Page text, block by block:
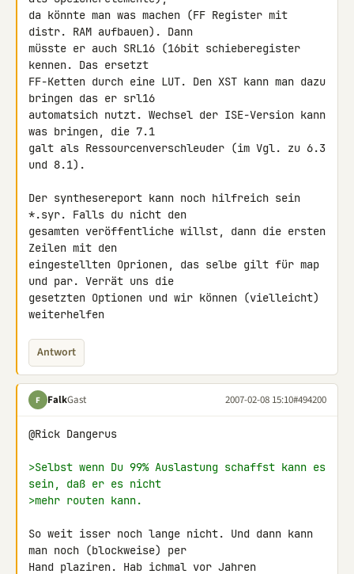
da könnte man was machen (FF Register mit
distr. RAM aufbauen). Dann
müsste er auch SRL16 (16bit schieberegister
kennen. Das ersetzt
FF-Ketten durch eine LUT. Den XST kann man dazu
bringen das er srl16
automatsich nutzt. Wechsel der ISE-Version kann
was bringen, die 7.1
galt als Ressourcenverschleuder (im Vgl. zu 6.3
und 8.1).
Der synthesereport kann noch hilfreich sein
*.syr. Falls du nicht den
gesamten veröffentliche willst, dann die ersten
Zeilen mit den
eingestellten Oprionen, das selbe gilt für map
und par. Verrät uns die
gesetzten Optionen und wir können (vielleicht)
weiterhelfen
Antwort
F FalkGast 2007-02-08 15:10#494200
@Rick Dangerus
>Selbst wenn Du 99% Auslastung schaffst kann es
sein, daß er es nicht
>mehr routen kann.
So weit isser noch lange nicht. Und dann kann
man noch (blockweise) per
Hand plaziren. Hab ichmal vor Jahren